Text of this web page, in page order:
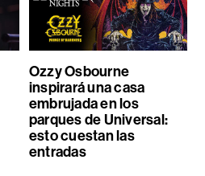
Ozzy Osbourne
inspirará una casa
embrujada en los
parques de Universal:
esto cuestan las
entradas